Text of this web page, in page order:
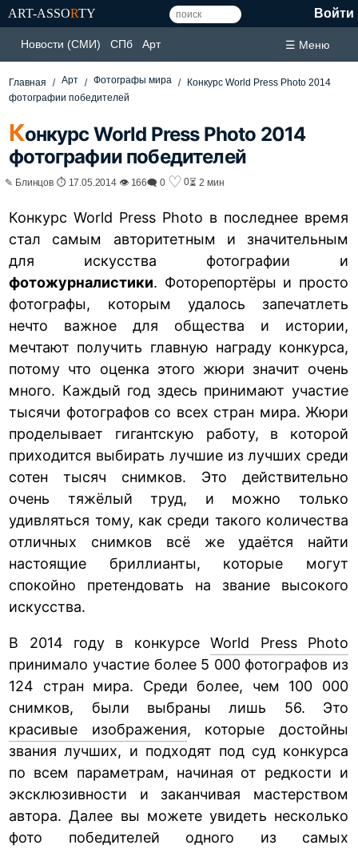
ART-ASSORTY Войти
Новости (СМИ) СПб Арт ☰ Меню
Главная Арт Фотографы мира
Конкурс World Press Photo 2014
фотографии победителей
Конкурс World Press Photo 2014
фотографии победителей
✎ Блинцов ⏱ 17.05.2014 👁 166🗨 0 ♡ 0⏳ 2 мин
Конкурс World Press Photo в последнее время
стал самым авторитетным и значительным
для искусства фотографии и
фотожурналистики. Фоторепортёры и просто
фотографы, которым удалось запечатлеть
нечто важное для общества и истории,
мечтают получить главную награду конкурса,
потому что оценка этого жюри значит очень
много. Каждый год здесь принимают участие
тысячи фотографов со всех стран мира. Жюри
проделывает гигантскую работу, в которой
приходится выбирать лучшие из лучших среди
сотен тысяч снимков. Это действительно
очень тяжёлый труд, и можно только
удивляться тому, как среди такого количества
отличных снимков всё же удаётся найти
настоящие бриллианты, которые могут
спокойно претендовать на звание высокого
искусства.
В 2014 году в конкурсеWorld Press Photo
принимало участие более 5 000 фотографов из
124 стран мира. Среди более, чем 100 000
снимков, были выбраны лишь 56. Это
красивые изображения, которые достойны
звания лучших, и подходят под суд конкурса
по всем параметрам, начиная от редкости и
эксклюзивности и заканчивая мастерством
автора. Далее вы можете увидеть несколько
фото победителей одного из самых